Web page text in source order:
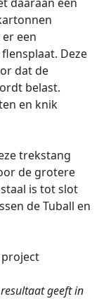
een
Deze
dat de
belast.
en knik
trekstang
de grotere
is tot slot
de Tuball en
geeft in